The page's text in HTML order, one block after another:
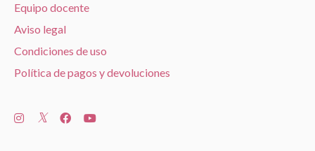
Equipo docente
Aviso legal
Condiciones de uso
Política de pagos y devoluciones